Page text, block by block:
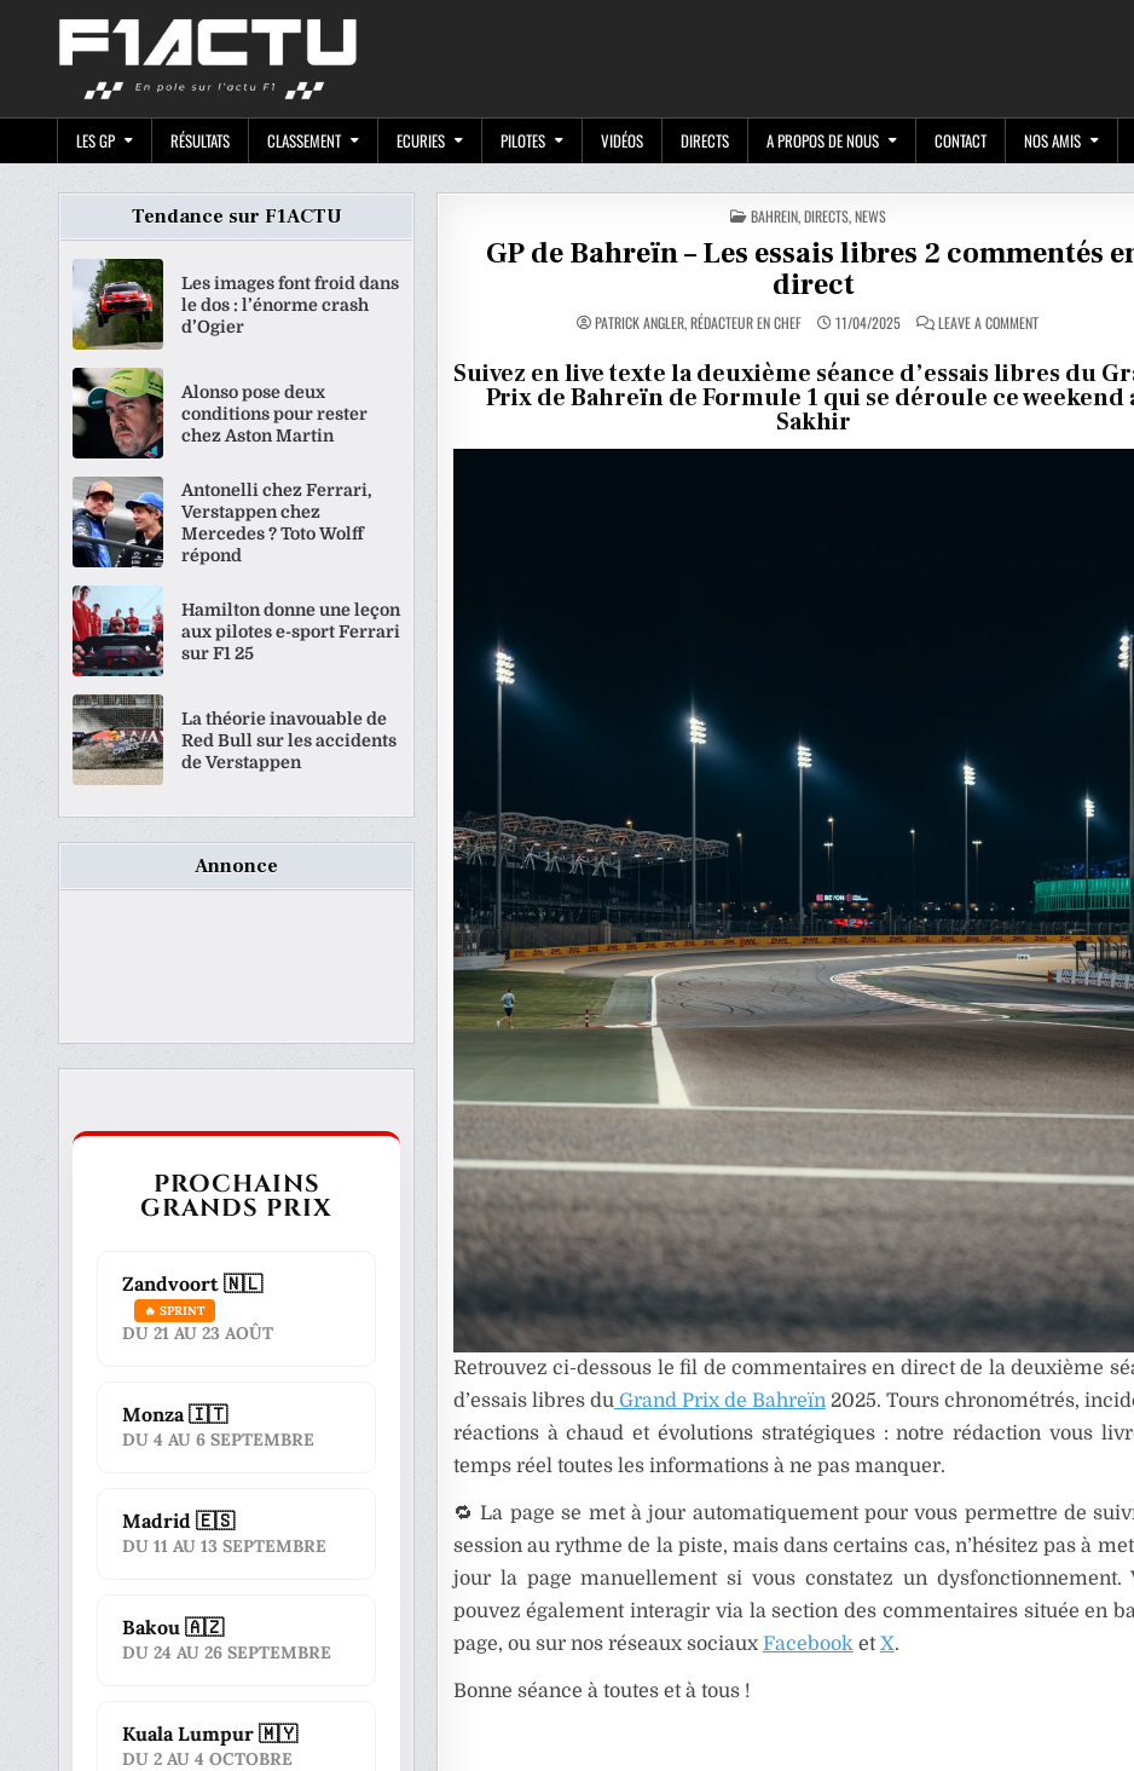
LES GP RÉSULTATS CLASSEMENT ECURIES PILOTES VIDÉOS DIRECTS A PROPOS DE NOUS CONTACT NOS AMIS
POSTED
IN
BAHREIN,DIRECTS,NEWS
GP de Bahreïn – Les essais libres 2 commentés
direct
PATRICK ANGLER, RÉDACTEUR EN CHEF 11/04/2025 LEAVE A COMMENTON
BAHREÏN
–
LES
ESSAIS
COMMENTÉS
Suivez en live texte la deuxième séance d’essais libres du
Prix de Bahreïn de Formule 1 qui se déroule ce weekend
Sakhir
Retrouvez ci-dessous le fil de commentaires en direct de la deuxième
d’essais libres duGrand Prix de Bahreïn2025. Tours chronométrés,
réactions à chaud et évolutions stratégiques : notre rédaction vous
temps réel toutes les informations à ne pas manquer.
🔁 La page se met à jour automatiquement pour vous permettre de
session au rythme de la piste, mais dans certains cas, n’hésitez pas à
jour la page manuellement si vous constatez un dysfonctionnement.
pouvez également interagir via la section des commentaires située en
page, ou sur nos réseaux sociaux FacebooketX.
Bonne séance à toutes et à tous !
Tendance sur F1ACTU
Les images font froid dans
le dos : l’énorme crash
d’Ogier
Alonso pose deux
conditions pour rester
chez Aston Martin
Antonelli chez Ferrari,
Verstappen chez
Mercedes ? Toto Wolff
répond
Hamilton donne une leçon
aux pilotes e-sport Ferrari
sur F1 25
La théorie inavouable de
Red Bull sur les accidents
de Verstappen
Annonce
PROCHAINS
GRANDS PRIX
Zandvoort 🇳🇱
🔥 SPRINT
DU 21 AU 23 AOÛT
Monza 🇮🇹
DU 4 AU 6 SEPTEMBRE
Madrid 🇪🇸
DU 11 AU 13 SEPTEMBRE
Bakou 🇦🇿
DU 24 AU 26 SEPTEMBRE
Kuala Lumpur 🇲🇾
DU 2 AU 4 OCTOBRE